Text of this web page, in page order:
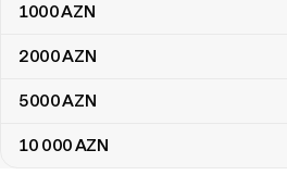
1000AZN
2000AZN
5000AZN
10 000AZN